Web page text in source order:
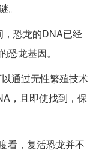
恐龙的DNA已经
龙基因。
通过无性繁殖技术
，且即使找到，保
看，复活恐龙并不